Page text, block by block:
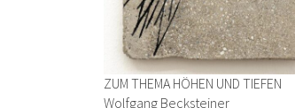
ZUM THEMA HÖHEN UND TIEFEN
Wolfgang Becksteiner